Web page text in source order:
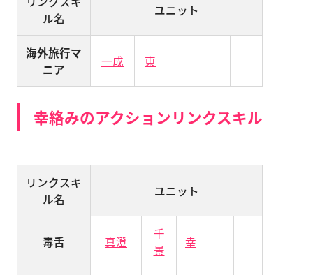
ル名
ユニット
海外旅行マ
ニア
一成 東
幸絡みのアクションリンクスキル
リンクスキ
ル名
ユニット
毒舌 真澄
千
景
幸